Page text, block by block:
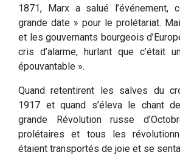
1871, Marx a salué l’événement,
grande date » pour le prolétariat.
et les gouvernants bourgeois
cris d’alarme, hurlant que c’était
épouvantable ».
Quand retentirent les salves du
1917 et quand s’éleva le chant
grande Révolution russe
prolétaires et tous les
étaient transportés de joie et se